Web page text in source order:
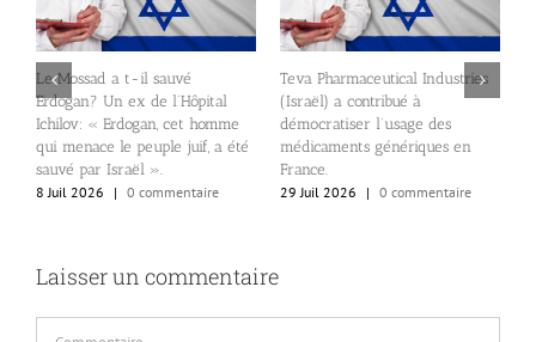
Le Mossad a t-il sauvé
Erdogan? Un ex de l’Hôpital
Ichilov: « Erdogan, cet homme
qui menace le peuple juif, a été
sauvé par Israël ».
8 Juil 2026
| 0 commentaire
Teva Pharmaceutical Industries
(Israël) a contribué à
démocratiser l’usage des
médicaments génériques en
France.
29 Juil 2026
| 0 commentaire
Laisser un commentaire